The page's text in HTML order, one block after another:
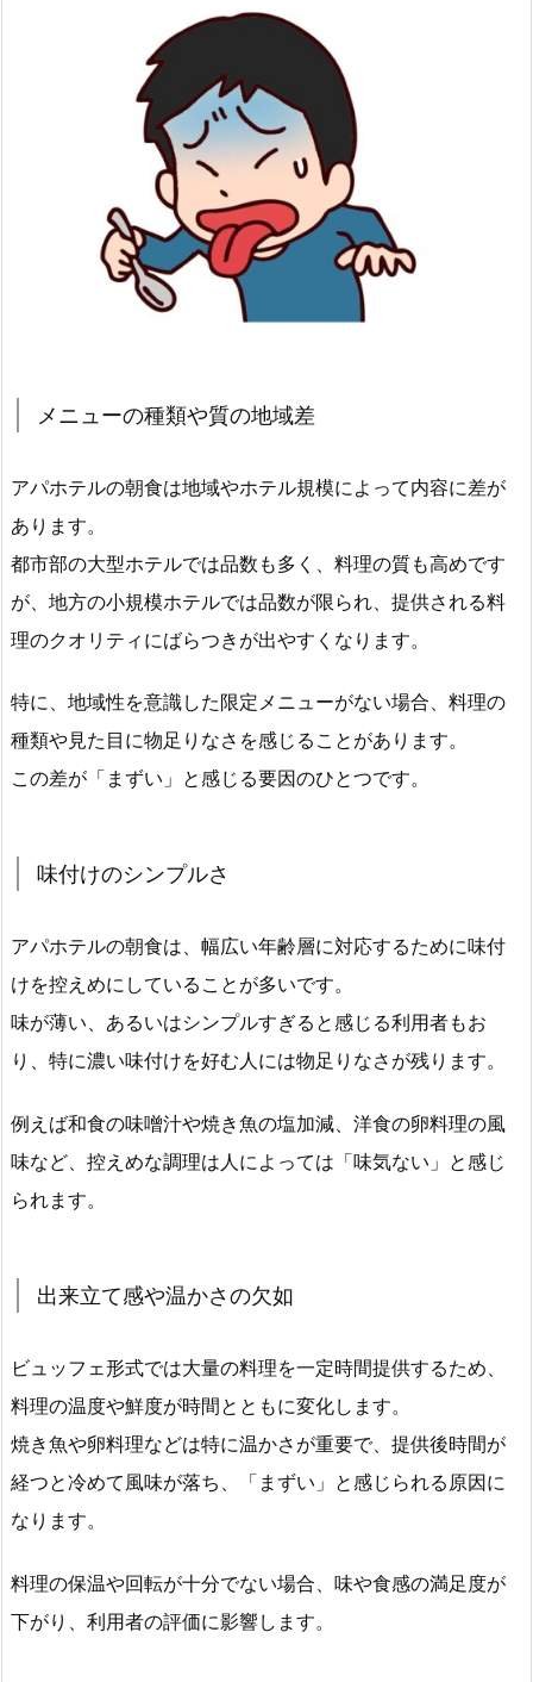
メニューの種類や質の地域差
アパホテルの朝食は地域やホテル規模によって内容に差が
あります。
都市部の大型ホテルでは品数も多く、料理の質も高めです
が、地方の小規模ホテルでは品数が限られ、提供される料
理のクオリティにばらつきが出やすくなります。
特に、地域性を意識した限定メニューがない場合、料理の
種類や見た目に物足りなさを感じることがあります。
この差が「まずい」と感じる要因のひとつです。
味付けのシンプルさ
アパホテルの朝食は、幅広い年齢層に対応するために味付
けを控えめにしていることが多いです。
味が薄い、あるいはシンプルすぎると感じる利用者もお
り、特に濃い味付けを好む人には物足りなさが残ります。
例えば和食の味噌汁や焼き魚の塩加減、洋食の卵料理の風
味など、控えめな調理は人によっては「味気ない」と感じ
られます。
出来立て感や温かさの欠如
ビュッフェ形式では大量の料理を一定時間提供するため、
料理の温度や鮮度が時間とともに変化します。
焼き魚や卵料理などは特に温かさが重要で、提供後時間が
経つと冷めて風味が落ち、「まずい」と感じられる原因に
なります。
料理の保温や回転が十分でない場合、味や食感の満足度が
下がり、利用者の評価に影響します。